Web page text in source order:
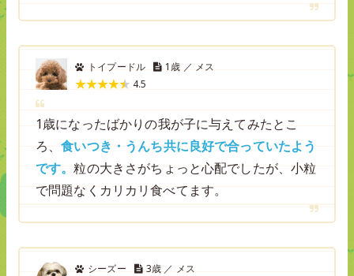
トイプードル
1歳 ／ メス
4.5
1歳になったばかりの我が子に与えてみたとこ
ろ、食いつき・うんち共に良好で合っていたよう
です。粒の大きさがちょっと心配でしたが、小粒
で問題なくカリカリ食べてます。
シーズー
3歳 ／ メス